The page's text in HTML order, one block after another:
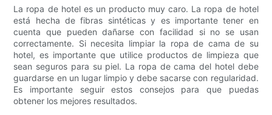
La ropa de hotel es un producto muy caro. La ropa de hotel
está hecha de fibras sintéticas y es importante tener en
cuenta que pueden dañarse con facilidad si no se usan
correctamente. Si necesita limpiar la ropa de cama de su
hotel, es importante que utilice productos de limpieza que
sean seguros para su piel. La ropa de cama del hotel debe
guardarse en un lugar limpio y debe sacarse con regularidad.
Es importante seguir estos consejos para que puedas
obtener los mejores resultados.